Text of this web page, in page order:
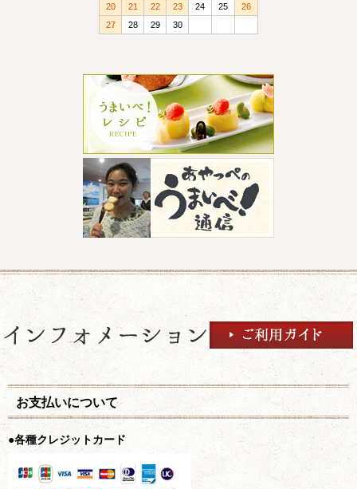
20
21 22 23 24 25
26
27
28 29 30
お支払いについて
●各種クレジットカード